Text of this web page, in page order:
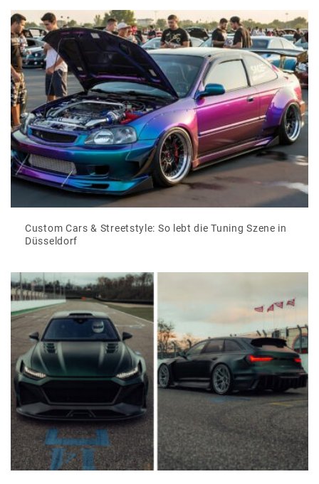
Custom Cars & Streetstyle: So lebt die Tuning Szene in
Düsseldorf